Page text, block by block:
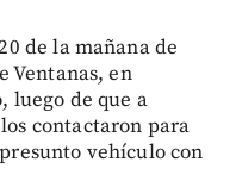
de la mañana de
Ventanas, en
luego de que a
contactaron para
vehículo con